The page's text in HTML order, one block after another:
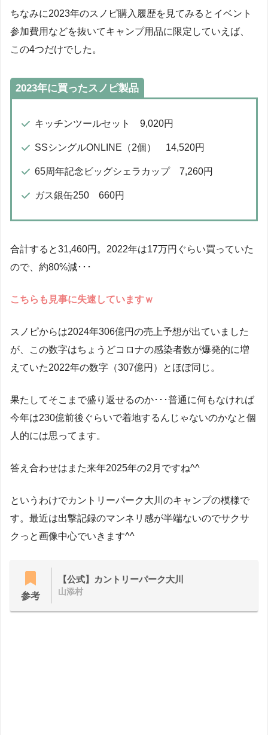
ちなみに2023年のスノピ購入履歴を見てみるとイベント
参加費用などを抜いてキャンプ用品に限定していえば、
この4つだけでした。
2023年に買ったスノピ製品
キッチンツールセット 9,020円
SSシングルONLINE（2個） 14,520円
65周年記念ビッグシェラカップ 7,260円
ガス銀缶250 660円
合計すると31,460円。2022年は17万円ぐらい買っていた
ので、約80%減･･･
こちらも見事に失速していますｗ
スノピからは2024年306億円の売上予想が出ていました
が、この数字はちょうどコロナの感染者数が爆発的に増
えていた2022年の数字（307億円）とほぼ同じ。
果たしてそこまで盛り返せるのか･･･普通に何もなければ
今年は230億前後ぐらいで着地するんじゃないのかなと個
人的には思ってます。
答え合わせはまた来年2025年の2月ですね^^
というわけでカントリーパーク大川のキャンプの模様で
す。最近は出撃記録のマンネリ感が半端ないのでサクサ
クっと画像中心でいきます^^
参考
【公式】カントリーパーク大川
山添村